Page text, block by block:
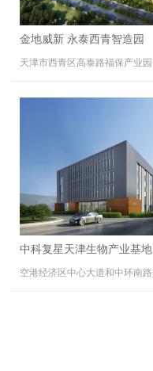
金地威新 永泰西青智造园
天津市西青区高泰路福保产业园
中科复星天津生物产业基地
空港经济区中心大道和中环南路